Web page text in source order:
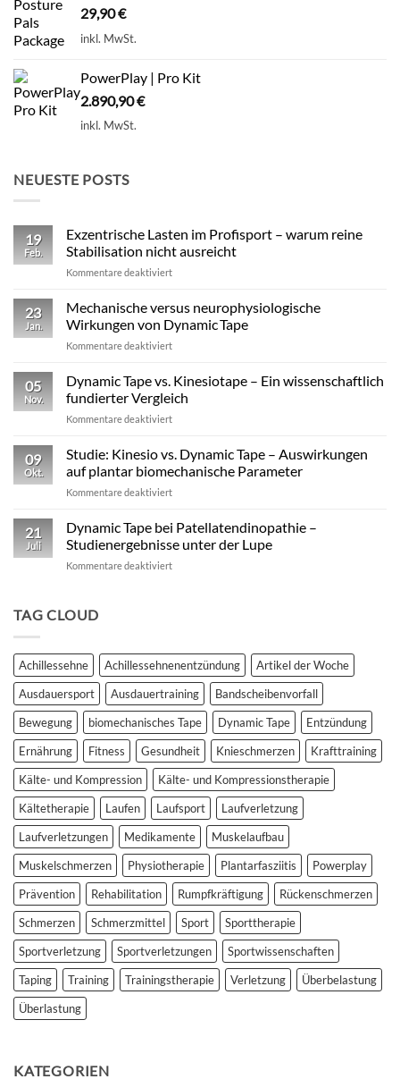
29,90€
inkl. MwSt.
PowerPlay | Pro Kit
2.890,90€
inkl. MwSt.
NEUESTE POSTS
19
Feb.
Exzentrische Lasten im Profisport – warum reine
Stabilisation nicht ausreicht
Kommentare deaktiviertfür
Profisport
–
reine
Stabilisation
ausreicht
23
Jan.
Mechanische versus neurophysiologische
Wirkungen von Dynamic Tape
Kommentare deaktiviertfür
versus
neurophysiologische
Wirkungen
von
05
Nov.
Dynamic Tape vs. Kinesiotape – Ein wissenschaftlich
fundierter Vergleich
Kommentare deaktiviertfür
Tape
Kinesiotape
–
wissenschaftlich
fundierter
09
Okt.
Studie: Kinesio vs. Dynamic Tape – Auswirkungen
auf plantar biomechanische Parameter
Kommentare deaktiviertfür
Kinesio
Dynamic
Tape
Parameter
21
Juli
Dynamic Tape bei Patellatendinopathie –
Studienergebnisse unter der Lupe
Kommentare deaktiviertfür
Studienergebnisse
unter
der
Lupe
TAG CLOUD
Achillessehne Achillessehnenentzündung
Artikel der Woche
Ausdauersport
Ausdauertraining
Bandscheibenvorfall
Bewegung
biomechanisches Tape Dynamic Tape
Entzündung
Ernährung
Fitness Gesundheit Knieschmerzen
Krafttraining
Kälte- und Kompression
Kälte- und Kompressionstherapie
Kältetherapie
Laufen Laufsport
Laufverletzung
Laufverletzungen
Medikamente
Muskelaufbau
Muskelschmerzen
Physiotherapie Plantarfasziitis
Powerplay
Prävention
Rehabilitation Rumpfkräftigung
Rückenschmerzen
Schmerzen
Schmerzmittel Sport
Sporttherapie
Sportverletzung
Sportverletzungen
Sportwissenschaften
Taping
Training Trainingstherapie Verletzung
Überbelastung
Überlastung
KATEGORIEN